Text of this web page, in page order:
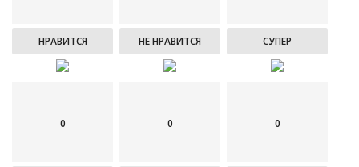
НРАВИТСЯ НЕ НРАВИТСЯ СУПЕР
0 0 0